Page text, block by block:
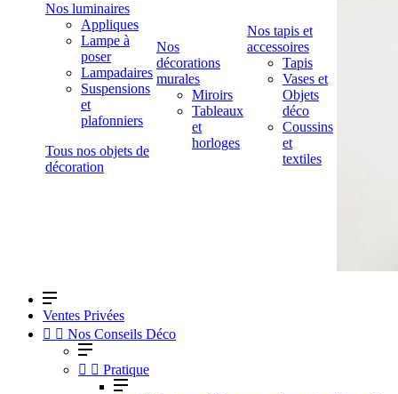
Nos luminaires
Appliques
Lampe à
poser
Lampadaires
Suspensions
et
plafonniers
Tous nos objets de
décoration
Nos
décorations
murales
Miroirs
Tableaux
et
horloges
Nos tapis et
accessoires
Tapis
Vases et
Objets
déco
Coussins
et
textiles
Ventes Privées
  Nos Conseils Déco
  Pratique